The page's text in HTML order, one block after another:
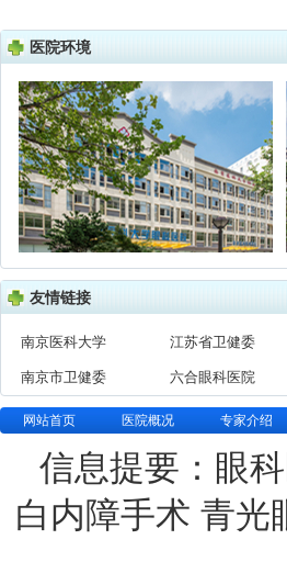
医院环境
友情链接
南京医科大学 江苏省卫健委
南京市卫健委 六合眼科医院
网站首页 医院概况 专家介绍
信息提要：眼
白内障手术 青光